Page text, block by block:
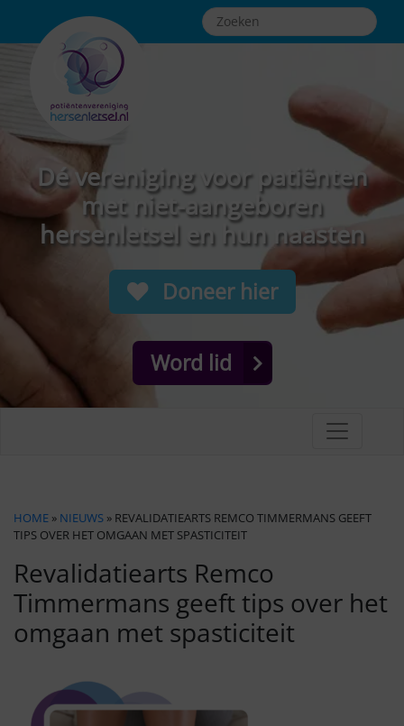
Dé vereniging voor patiënten
met niet-aangeboren
hersenletsel en hun naasten
Doneer hier
Word lid
HOME » NIEUWS » REVALIDATIEARTS REMCO TIMMERMANS GEEFT
TIPS OVER HET OMGAAN MET SPASTICITEIT
Revalidatiearts Remco
Timmermans geeft tips over het
omgaan met spasticiteit